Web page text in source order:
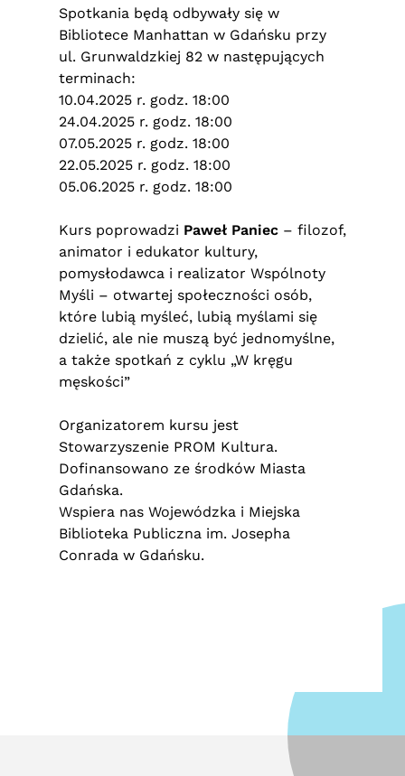
Spotkania będą odbywały się w
Bibliotece Manhattan w Gdańsku przy
ul. Grunwaldzkiej 82 w następujących
terminach:
10.04.2025 r. godz. 18:00
24.04.2025 r. godz. 18:00
07.05.2025 r. godz. 18:00
22.05.2025 r. godz. 18:00
05.06.2025 r. godz. 18:00
Kurs poprowadzi Paweł Paniec – filozof,
animator i edukator kultury,
pomysłodawca i realizator Wspólnoty
Myśli – otwartej społeczności osób,
które lubią myśleć, lubią myślami się
dzielić, ale nie muszą być jednomyślne,
a także spotkań z cyklu „W kręgu
męskości”
Organizatorem kursu jest
Stowarzyszenie PROM Kultura.
Dofinansowano ze środków Miasta
Gdańska.
Wspiera nas Wojewódzka i Miejska
Biblioteka Publiczna im. Josepha
Conrada w Gdańsku.